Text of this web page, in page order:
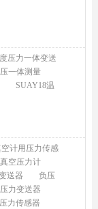
压力一体变送
一体测量
SUAY18温
计用压力传感
真空压力计
送器
负压
力变送器
力传感器